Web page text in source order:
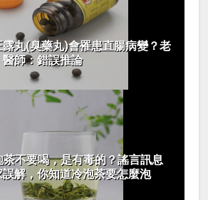
露丸(臭藥丸)會罹患直腸病變？老
師：錯誤推論
茶不要喝，是有毒的？謠言訊息
解，你知道冷泡茶要怎麼泡